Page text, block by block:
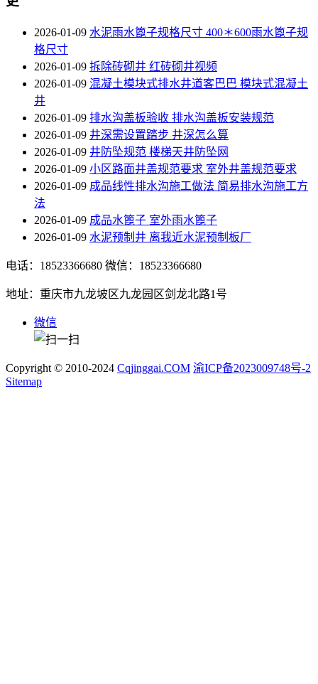
2026-01-09 水泥雨水篦子规格尺寸 400＊600雨水篦子规
格尺寸
2026-01-09 拆除砖砌井 红砖砌井视频
2026-01-09 混凝土模块式排水井道客巴巴 模块式混凝土
井
2026-01-09 排水沟盖板验收 排水沟盖板安装规范
2026-01-09 井深需设置踏步 井深怎么算
2026-01-09 井防坠规范 楼梯天井防坠网
2026-01-09 小区路面井盖规范要求 室外井盖规范要求
2026-01-09 成品线性排水沟施工做法 简易排水沟施工方
法
2026-01-09 成品水篦子 室外雨水篦子
2026-01-09 水泥预制井 离我近水泥预制板厂
电话：18523366680 微信：18523366680
地址：重庆市九龙坡区九龙园区剑龙北路1号
微信
Copyright © 2010-2024 Cqjinggai.COM 渝ICP备2023009748号-2
Sitemap